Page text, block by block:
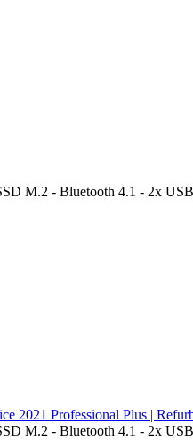
M.2 - Bluetooth 4.1 - 2x
2021 Professional Plus |
M.2 - Bluetooth 4.1 - 2x